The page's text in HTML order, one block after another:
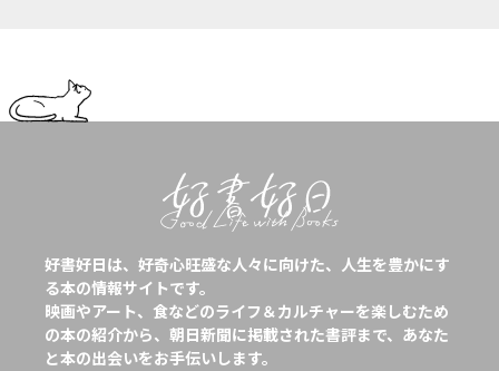
好書好日は、好奇心旺盛な人々に向けた、人生を豊かにす
る本の情報サイトです。
映画やアート、食などのライフ＆カルチャーを楽しむため
の本の紹介から、朝日新聞に掲載された書評まで、あなた
と本の出会いをお手伝いします。